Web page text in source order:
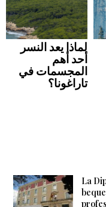
لماذا يعد النسر
أحد أهم
المجسمات في
تاراغونا؟